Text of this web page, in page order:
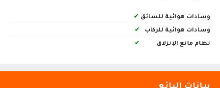
وسادات هوائية للسائق ✔
وسادات هوائية للركاب
✔
نظام مانع الإنزلاق
✔
بيانات البائع